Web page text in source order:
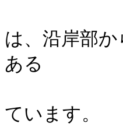
概況ー
は、沿岸部
ある
ています。